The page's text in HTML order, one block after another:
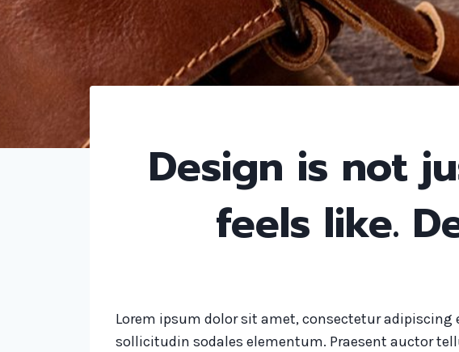
Design is not
feels like.
Lorem ipsum dolor sit amet, consectetur adipiscing
sollicitudin sodales elementum. Praesent auctor